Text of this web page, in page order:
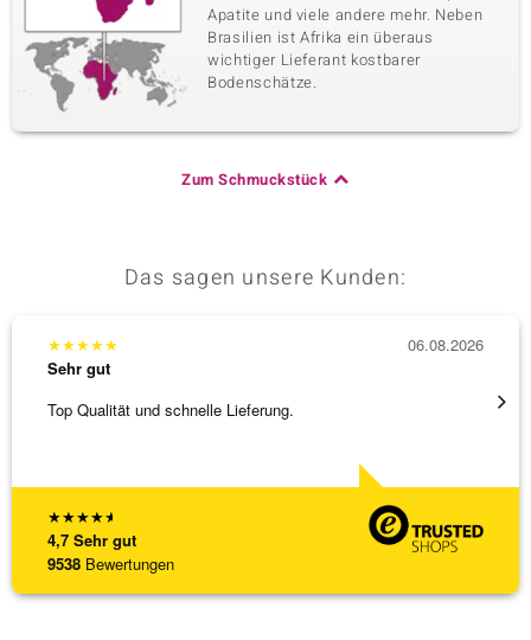
Apatite und viele andere mehr. Neben
Brasilien ist Afrika ein überaus
wichtiger Lieferant kostbarer
Bodenschätze.
Zum Schmuckstück
Das sagen unsere Kunden:
★★★★★
4,7 Sehr gut
9538 Bewertungen
★★★★★
Sehr gut
Top Qualität und schnelle Lieferung.
06.08.2026
Bin